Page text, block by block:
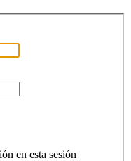
en esta sesión